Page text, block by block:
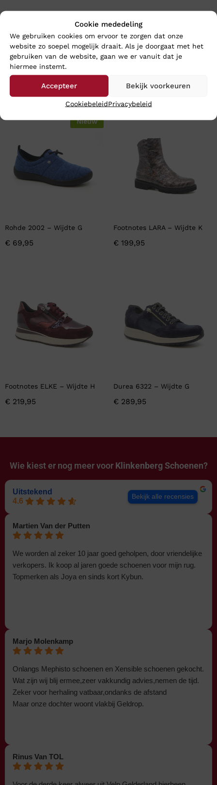
Cookie mededeling
We gebruiken cookies om ervoor te zorgen dat onze
website zo soepel mogelijk draait. Als je doorgaat met het
gebruiken van de website, gaan we er vanuit dat je
hiermee instemt.
Accepteer Bekijk voorkeuren
CookiebeleidPrivacybeleid
En wat vind u van deze?
Nieuw
Rohde 2002 – Wijdte G
€ 69,95
Footnotes LARA – Wijdte K
€ 199,95
Footnotes ELKE – Wijdte H
€ 219,95
Durea 6322 – Wijdte G
€ 289,95
Wie kiest er nog meer voor Klinkenberg Schoenen?
Uitstekend
4.6
Bekijk alle recensies
Martien Van der Putten
We worden al zeker 10 jaar goed geholpen, door vriendelijke
verkopers. Ik koop al jaren goede schoenen voor mijn rug.
Topmerken als Joya en sinds kort Kybun.
Marjo Molenkamp
Onlangs Mephisto schoenen en Xensible schoenen gekocht.
Wat zijn wij blij ermee,zeer vakkundig advies,nemen de tijd.
Zeker voor herhaling vatbaar,ondanks de afstand
Maar onze dochter woont vlakbij Geldrop.
Rinus Van TOL